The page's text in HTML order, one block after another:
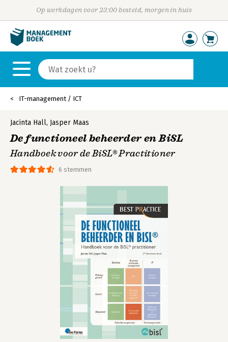
Op werkdagen voor 23:00 besteld, morgen in huis
IT-management / ICT
6 stemmen
Jacinta Hall, Jasper Maas
De functioneel beheerder en BiSL
Handboek voor de BiSL® Practitioner